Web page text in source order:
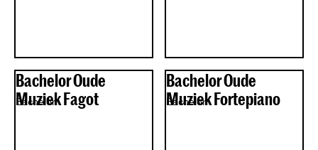
Bachelor Oude
Muziek Fagot
Bachelor
Bachelor Oude
Muziek Fortepiano
Bachelor